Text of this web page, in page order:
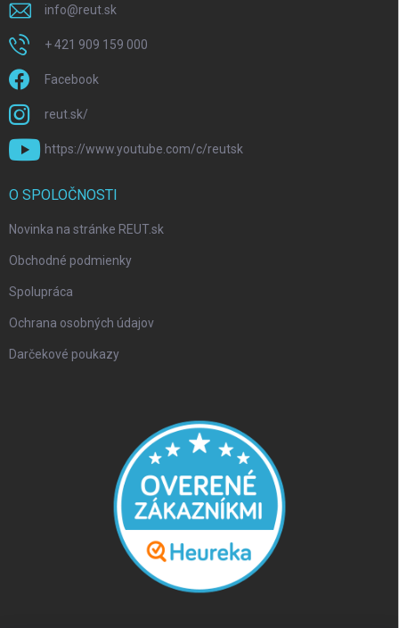
info@reut.sk
+ 421 909 159 000
Facebook
reut.sk/
https://www.youtube.com/c/reutsk
O SPOLOČNOSTI
Novinka na stránke REUT.sk
Obchodné podmienky
Spolupráca
Ochrana osobných údajov
Darčekové poukazy